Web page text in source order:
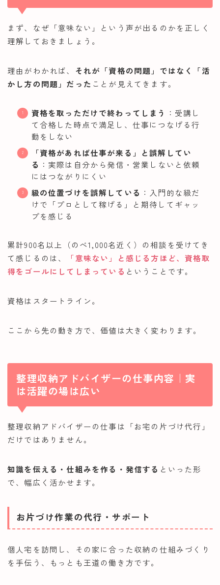
まず、なぜ「意味ない」という声が出るのかを正しく
理解しておきましょう。
理由がわかれば、 それが「資格の問題」ではなく「活
かし方の問題」だった ことが見えてきます。
資格を取っただけで終わってしまう
：受講し
て合格した時点で満足し、仕事につなげる行
動をしない
「資格があれば仕事が来る」と誤解してい
る ：実際は自分から発信・営業しないと依頼
にはつながりにくい
級の位置づけを誤解している ：入門的な級だ
けで「プロとして稼げる」と期待してギャッ
プを感じる
累計900名以上（のべ1,000名近く）の相談を受けてき
て感じるのは、
「意味ない」と感じる方ほど、資格取
得をゴールにしてしまっている ということです。
資格はスタートライン。
ここから先の動き方で、価値は大きく変わります。
整理収納アドバイザーの仕事内容｜実
は活躍の場は広い
整理収納アドバイザーの仕事は「お宅の片づけ代行」
だけではありません。
知識を伝える・仕組みを作る・発信する といった形
で、幅広く活かせます。
お片づけ作業の代行・サポート
個人宅を訪問し、その家に合った収納の仕組みづくり
を手伝う、もっとも王道の働き方です。